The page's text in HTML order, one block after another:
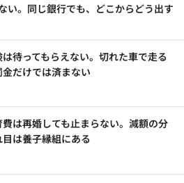
い。同じ銀行でも、どこからどう出す
は待ってもらえない。切れた車で走る
金だけでは済まない
費は再婚しても止まらない。減額の分
目は養子縁組にある